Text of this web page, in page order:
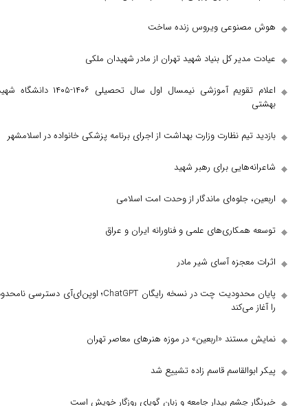
ویروس زنده ساخت
کل بنیاد شهید تهران از مادر شهیدان ملکی
اعلام تقویم آموزشی نیمسال اول سال تحصیلی ۱۴۰۶-۱۴۰۵ دانشگاه شهید
نظارت وزارت بهداشت از اجرای برنامه پزشکی خانواده در اسلامشهر
برای رهبر شهید
جلوه‌ای ماندگار از وحدت امت اسلامی
علمی و فناورانه ایران و عراق
آسای شیر مادر
پایان محدودیت چت در نسخه رایگان ChatGPT؛ اوپن‌ای‌آی دسترسی نامحدود
«اربعین» در موزه هنر‌های معاصر تهران
قاسم زاده تشییع شد
چشم بیدار جامعه و زبان گویای روزگار خویش است